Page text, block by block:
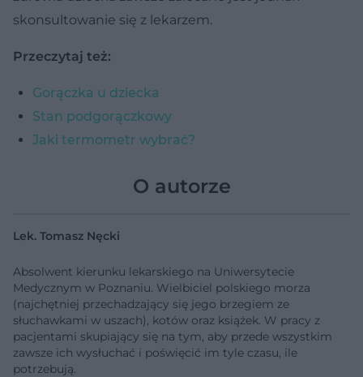
skonsultowanie się z lekarzem.
Przeczytaj też:
Gorączka u dziecka
Stan podgorączkowy
Jaki termometr wybrać?
O autorze
Lek. Tomasz Nęcki
Absolwent kierunku lekarskiego na Uniwersytecie
Medycznym w Poznaniu. Wielbiciel polskiego morza
(najchętniej przechadzający się jego brzegiem ze
słuchawkami w uszach), kotów oraz książek. W pracy z
pacjentami skupiający się na tym, aby przede wszystkim
zawsze ich wysłuchać i poświęcić im tyle czasu, ile
potrzebują.